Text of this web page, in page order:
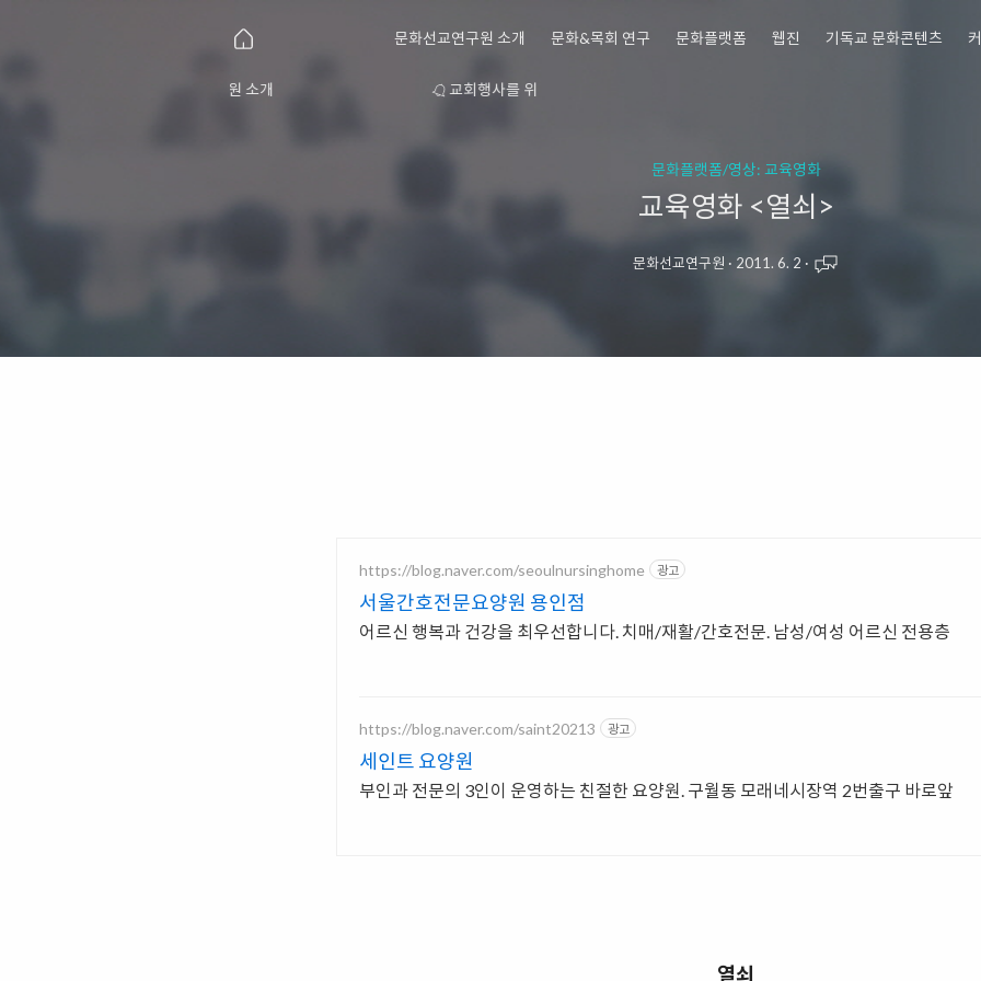
문화선교연구원 소개 문화&목회 연구 문화플랫폼 웹진 기독교 문화콘텐츠
교회행사를 위한 뮤지컬콘텐츠 판매
문화플랫폼/영상: 교육영화
교육영화 <열쇠>
문화선교연구원 · 2011. 6. 2 ·
https://blog.naver.com/seoulnursinghome 광고
서울간호전문요양원 용인점
어르신 행복과 건강을 최우선합니다. 치매/재활/간호전문. 남성/여성 어르신 전용층
https://blog.naver.com/saint20213 광고
세인트 요양원
부인과 전문의 3인이 운영하는 친절한 요양원. 구월동 모래네시장역 2번출구 바로앞
열쇠